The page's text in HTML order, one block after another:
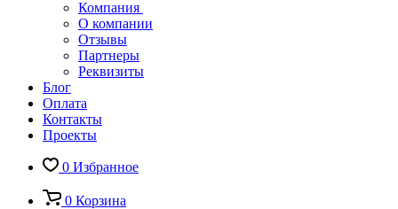
Компания
О компании
Отзывы
Партнеры
Реквизиты
Блог
Оплата
Контакты
Проекты
0 Избранное
0 Корзина